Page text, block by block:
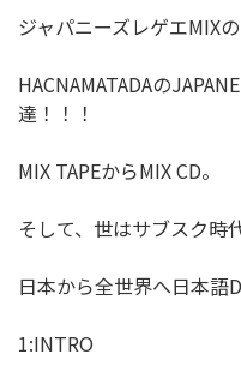
ジャパニーズレゲエMIX
HACNAMATADAの
達！！！
MIX TAPEからMIX CD。
そして、世はサブスク時
日本から全世界へ日本語
1:INTRO